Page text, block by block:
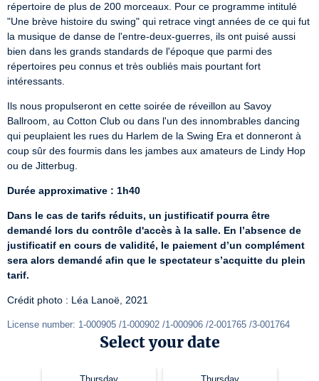
répertoire de plus de 200 morceaux. Pour ce programme intitulé
"Une brève histoire du swing" qui retrace vingt années de ce qui fut
la musique de danse de l'entre-deux-guerres, ils ont puisé aussi
bien dans les grands standards de l'époque que parmi des
répertoires peu connus et très oubliés mais pourtant fort
intéressants.
Ils nous propulseront en cette soirée de réveillon au Savoy
Ballroom, au Cotton Club ou dans l'un des innombrables dancing
qui peuplaient les rues du Harlem de la Swing Era et donneront à
coup sûr des fourmis dans les jambes aux amateurs de Lindy Hop
ou de Jitterbug.
Durée approximative : 1h40
Dans le cas de tarifs réduits, un justificatif pourra être
demandé lors du contrôle d'accès à la salle. En l’absence de
justificatif en cours de validité, le paiement d’un complément
sera alors demandé afin que le spectateur s’acquitte du plein
tarif.
Crédit photo : Léa Lanoë, 2021
License number: 1-000905 /1-000902 /1-000906 /2-001765 /3-001764
Select your date